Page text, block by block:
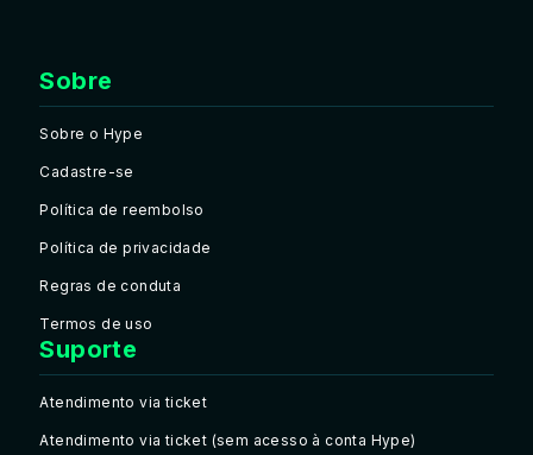
Sobre
Sobre o Hype
Cadastre-se
Política de reembolso
Política de privacidade
Regras de conduta
Termos de uso
Suporte
Atendimento via ticket
Atendimento via ticket (sem acesso à conta Hype)